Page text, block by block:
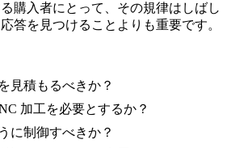
購入者にとって、その規律はしばし
答を見つけることよりも重要です。
見積もるべきか？
加工を必要とするか？
に制御すべきか？